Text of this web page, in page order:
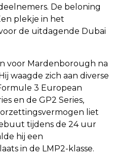
De beloning
plekje in het
de uitdagende Dubai
voor Mardenborough na
waagde zich aan diverse
3 European
en de GP2 Series,
liet
tijdens de 24 uur
hij een
in de LMP2-klasse.